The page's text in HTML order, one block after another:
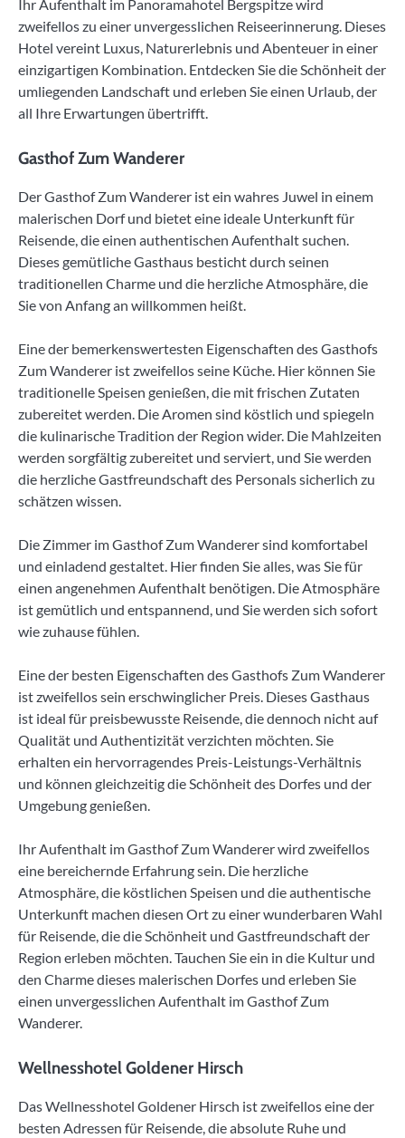
Ihr Aufenthalt im Panoramahotel Bergspitze wird
zweifellos zu einer unvergesslichen Reiseerinnerung. Dieses
Hotel vereint Luxus, Naturerlebnis und Abenteuer in einer
einzigartigen Kombination. Entdecken Sie die Schönheit der
umliegenden Landschaft und erleben Sie einen Urlaub, der
all Ihre Erwartungen übertrifft.
Gasthof Zum Wanderer
Der Gasthof Zum Wanderer ist ein wahres Juwel in einem
malerischen Dorf und bietet eine ideale Unterkunft für
Reisende, die einen authentischen Aufenthalt suchen.
Dieses gemütliche Gasthaus besticht durch seinen
traditionellen Charme und die herzliche Atmosphäre, die
Sie von Anfang an willkommen heißt.
Eine der bemerkenswertesten Eigenschaften des Gasthofs
Zum Wanderer ist zweifellos seine Küche. Hier können Sie
traditionelle Speisen genießen, die mit frischen Zutaten
zubereitet werden. Die Aromen sind köstlich und spiegeln
die kulinarische Tradition der Region wider. Die Mahlzeiten
werden sorgfältig zubereitet und serviert, und Sie werden
die herzliche Gastfreundschaft des Personals sicherlich zu
schätzen wissen.
Die Zimmer im Gasthof Zum Wanderer sind komfortabel
und einladend gestaltet. Hier finden Sie alles, was Sie für
einen angenehmen Aufenthalt benötigen. Die Atmosphäre
ist gemütlich und entspannend, und Sie werden sich sofort
wie zuhause fühlen.
Eine der besten Eigenschaften des Gasthofs Zum Wanderer
ist zweifellos sein erschwinglicher Preis. Dieses Gasthaus
ist ideal für preisbewusste Reisende, die dennoch nicht auf
Qualität und Authentizität verzichten möchten. Sie
erhalten ein hervorragendes Preis-Leistungs-Verhältnis
und können gleichzeitig die Schönheit des Dorfes und der
Umgebung genießen.
Ihr Aufenthalt im Gasthof Zum Wanderer wird zweifellos
eine bereichernde Erfahrung sein. Die herzliche
Atmosphäre, die köstlichen Speisen und die authentische
Unterkunft machen diesen Ort zu einer wunderbaren Wahl
für Reisende, die die Schönheit und Gastfreundschaft der
Region erleben möchten. Tauchen Sie ein in die Kultur und
den Charme dieses malerischen Dorfes und erleben Sie
einen unvergesslichen Aufenthalt im Gasthof Zum
Wanderer.
Wellnesshotel Goldener Hirsch
Das Wellnesshotel Goldener Hirsch ist zweifellos eine der
besten Adressen für Reisende, die absolute Ruhe und